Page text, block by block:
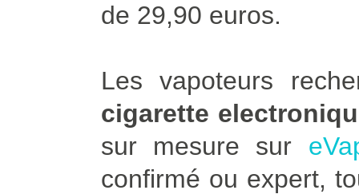
de 29,90 euros.
Les vapoteurs
cigarette
sur mesure sur
confirmé ou expert,